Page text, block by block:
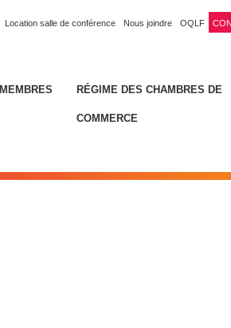
Location salle de conférence Nous joindre OQLF
MEMBRES RÉGIME DES CHAMBRES DE
COMMERCE